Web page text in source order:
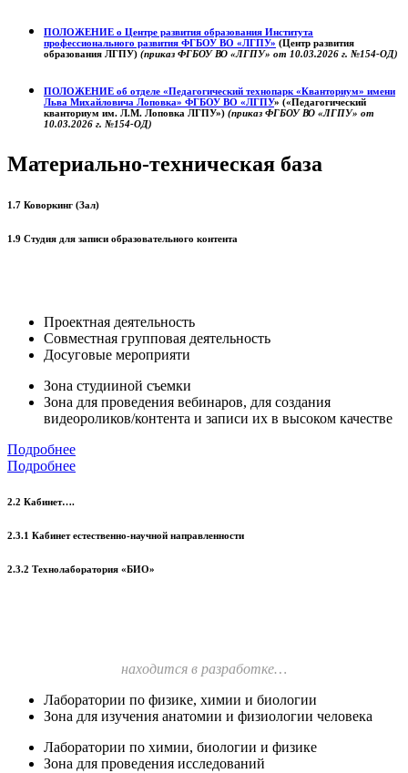
ПОЛОЖЕНИЕ о Центре развития образования Института
профессионального развития ФГБОУ ВО «ЛГПУ» (Центр развития
образования ЛГПУ) (приказ ФГБОУ ВО «ЛГПУ» от 10.03.2026 г. №154-ОД)
ПОЛОЖЕНИЕ об отделе «Педагогический технопарк «Кванториум» имени
Льва Михайловича Лоповка» ФГБОУ ВО «ЛГПУ» («Педагогический
кванториум им. Л.М. Лоповка ЛГПУ») (приказ ФГБОУ ВО «ЛГПУ» от
10.03.2026 г. №154-ОД)
Материально-техническая база
1.7 Коворкинг (Зал)
1.9 Студия для записи образовательного контента
Проектная деятельность
Совместная групповая деятельность
Досуговые мероприяти
Зона студииной съемки
Зона для проведения вебинаров, для создания
видеороликов/контента и записи их в высоком качестве
Подробнее
Подробнее
2.2 Кабинет….
2.3.1 Кабинет естественно-научной направленности
2.3.2 Технолаборатория «БИО»
находится в разработке…
Лаборатории по физике, химии и биологии
Зона для изучения анатомии и физиологии человека
Лаборатории по химии, биологии и физике
Зона для проведения исследований